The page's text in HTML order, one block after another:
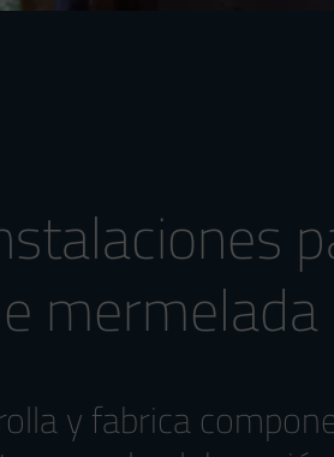
mermelada
y fabrica